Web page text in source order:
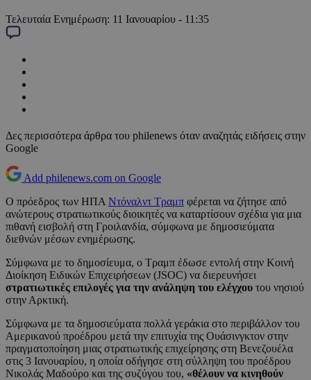
Τελευταία Ενημέρωση: 11 Ιανουαρίου - 11:35
Δες περισσότερα άρθρα του philenews όταν αναζητάς ειδήσεις στην
Google
Add philenews.com on Google
Ο πρόεδρος των ΗΠΑ Ντόναλντ Τραμπ φέρεται να ζήτησε από
ανώτερους στρατιωτικούς διοικητές να καταρτίσουν σχέδια για μια
πιθανή εισβολή στη Γροιλανδία, σύμφωνα με δημοσιεύματα
διεθνών μέσων ενημέρωσης.
Σύμφωνα με το δημοσίευμα, ο Τραμπ έδωσε εντολή στην Κοινή
Διοίκηση Ειδικών Επιχειρήσεων (JSOC) να διερευνήσει
στρατιωτικές επιλογές για την ανάληψη του ελέγχου τoυ νησιού
στην Αρκτική.
Σύμφωνα με τα δημοσιεύματα πολλά γεράκια στο περιβάλλον του
Αμερικανού προέδρου μετά την επιτυχία της Ουάσινγκτον στην
πραγματοποίηση μιας στρατιωτικής επιχείρησης στη Βενεζουέλα
στις 3 Ιανουαρίου, η οποία οδήγησε στη σύλληψη του προέδρου
Νικολάς Μαδούρο και της συζύγου του, «θέλουν να κινηθούν